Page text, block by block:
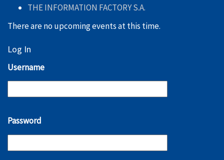
THE INFORMATION FACTORY S.A.
There are no upcoming events at this time.
Log In
Username
Password